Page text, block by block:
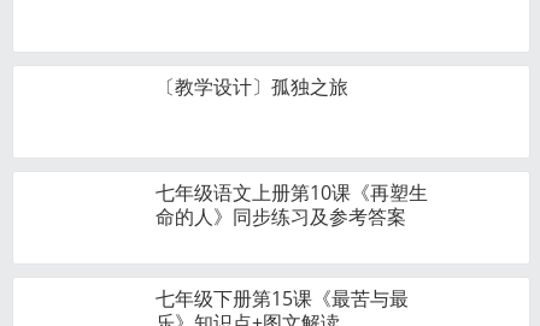
〔教学设计〕孤独之旅
七年级语文上册第10课《再塑生
命的人》同步练习及参考答案
七年级下册第15课《最苦与最